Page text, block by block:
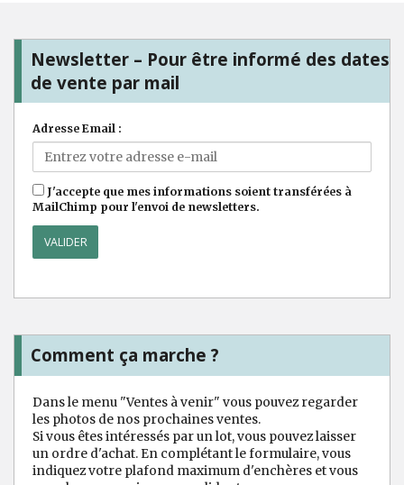
Newsletter – Pour être informé des dates
de vente par mail
Adresse Email :
J'accepte que mes informations soient transférées à
MailChimp pour l'envoi de newsletters.
Comment ça marche ?
Dans le menu "Ventes à venir" vous pouvez regarder
les photos de nos prochaines ventes.
Si vous êtes intéressés par un lot, vous pouvez laisser
un ordre d'achat. En complétant le formulaire, vous
indiquez votre plafond maximum d'enchères et vous